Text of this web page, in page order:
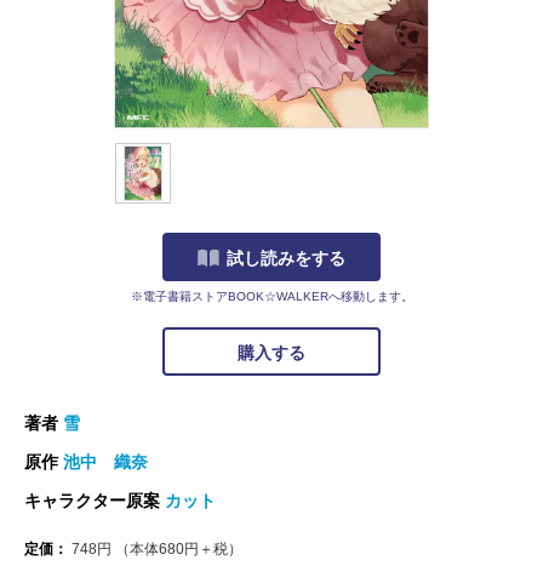
試し読みをする
※電子書籍ストアBOOK☆WALKERへ移動します。
購入する
著者 雪
原作池中 織奈
キャラクター原案 カット
定価： 748円 （本体680円＋税）